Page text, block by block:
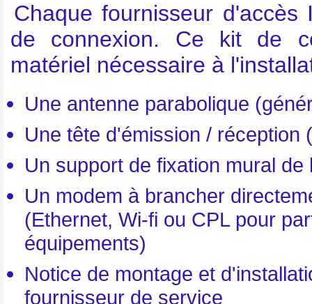
Chaque fournisseur
de connexion. Ce kit de
matériel nécessaire à
Une antenne parabolique
Une tête d'émission / réception
Un support de fixation mural
Un modem à brancher
(Ethernet, Wi-fi ou CPL pour
équipements)
Notice de montage et
fournisseur de service